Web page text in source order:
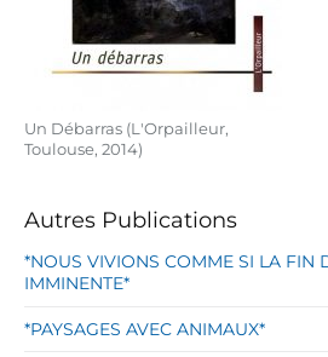
Un Débarras (L'Orpailleur,
Toulouse, 2014)
Autres Publications
*NOUS VIVIONS COMME SI LA FIN
IMMINENTE*
*PAYSAGES AVEC ANIMAUX*